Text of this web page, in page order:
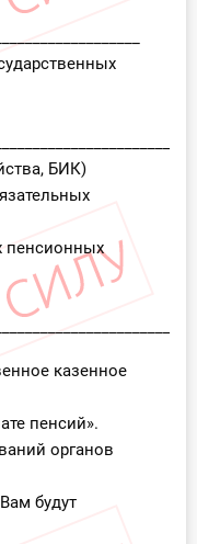
БИК)
пенсионных
казенное
пенсий».
органов
будут